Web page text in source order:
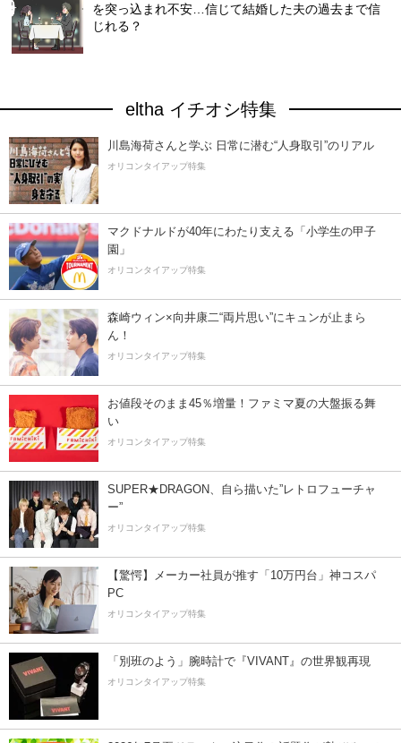
を突っ込まれ不安…信じて結婚した夫の過去まで信
じれる？
eltha イチオシ特集
川島海荷さんと学ぶ 日常に潜む“人身取引”のリアル
オリコンタイアップ特集
マクドナルドが40年にわたり支える「小学生の甲子
園」
オリコンタイアップ特集
森崎ウィン×向井康二“両片思い”にキュンが止まら
ん！
オリコンタイアップ特集
お値段そのまま45％増量！ファミマ夏の大盤振る舞
い
オリコンタイアップ特集
SUPER★DRAGON、自ら描いた”レトロフューチャ
ー”
オリコンタイアップ特集
【驚愕】メーカー社員が推す「10万円台」神コスパ
PC
オリコンタイアップ特集
「別班のよう」腕時計で『VIVANT』の世界観再現
オリコンタイアップ特集